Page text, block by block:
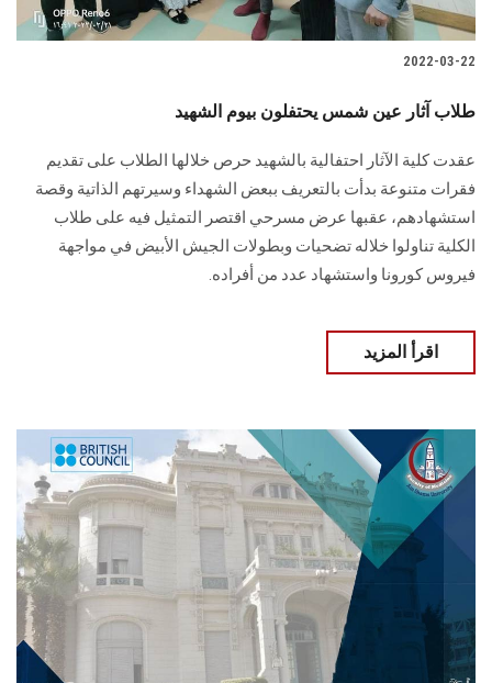
الدراسات العليا
الزائـرون
سجل الان
2022-03-22
طلاب آثار عين شمس يحتفلون بيوم الشهيد
عقدت كلية الآثار احتفالية بالشهيد حرص خلالها الطلاب على تقديم
فقرات متنوعة بدأت بالتعريف ببعض الشهداء وسيرتهم الذاتية وقصة
استشهادهم، عقبها عرض مسرحي اقتصر التمثيل فيه على طلاب
الكلية تناولوا خلاله تضحيات وبطولات الجيش الأبيض في مواجهة
فيروس كورونا واستشهاد عدد من أفراده.
اقرأ المزيد